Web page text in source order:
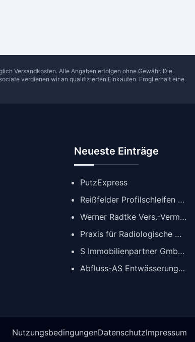
Versandkosten. Alle Angaben erfolgen ohne Gewähr. Die
verdienen wir an qualifizierten Einkäufen. Frogl erhält eine
Neueste Einträge
PutzExpress
Reißfelder Profilschleifen GmbH
Werner Radtke Vers.-Verm. GmbH
Praxis für Radiologische Diagnostik
S Immobilienpartner GmbH | Immobilienmakler Köln
Abfluss-AS Entwässerungstechnik GmbH
NutzungsbedingungenDatenschutzImpressum